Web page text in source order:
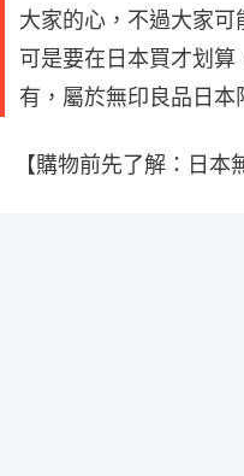
大家的心，不過大家
可是要在日本買才划
有，屬於無印良品日本
【購物前先了解：日本